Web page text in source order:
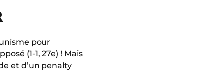
pour
(1-1, 27e) ! Mais
et d’un penalty